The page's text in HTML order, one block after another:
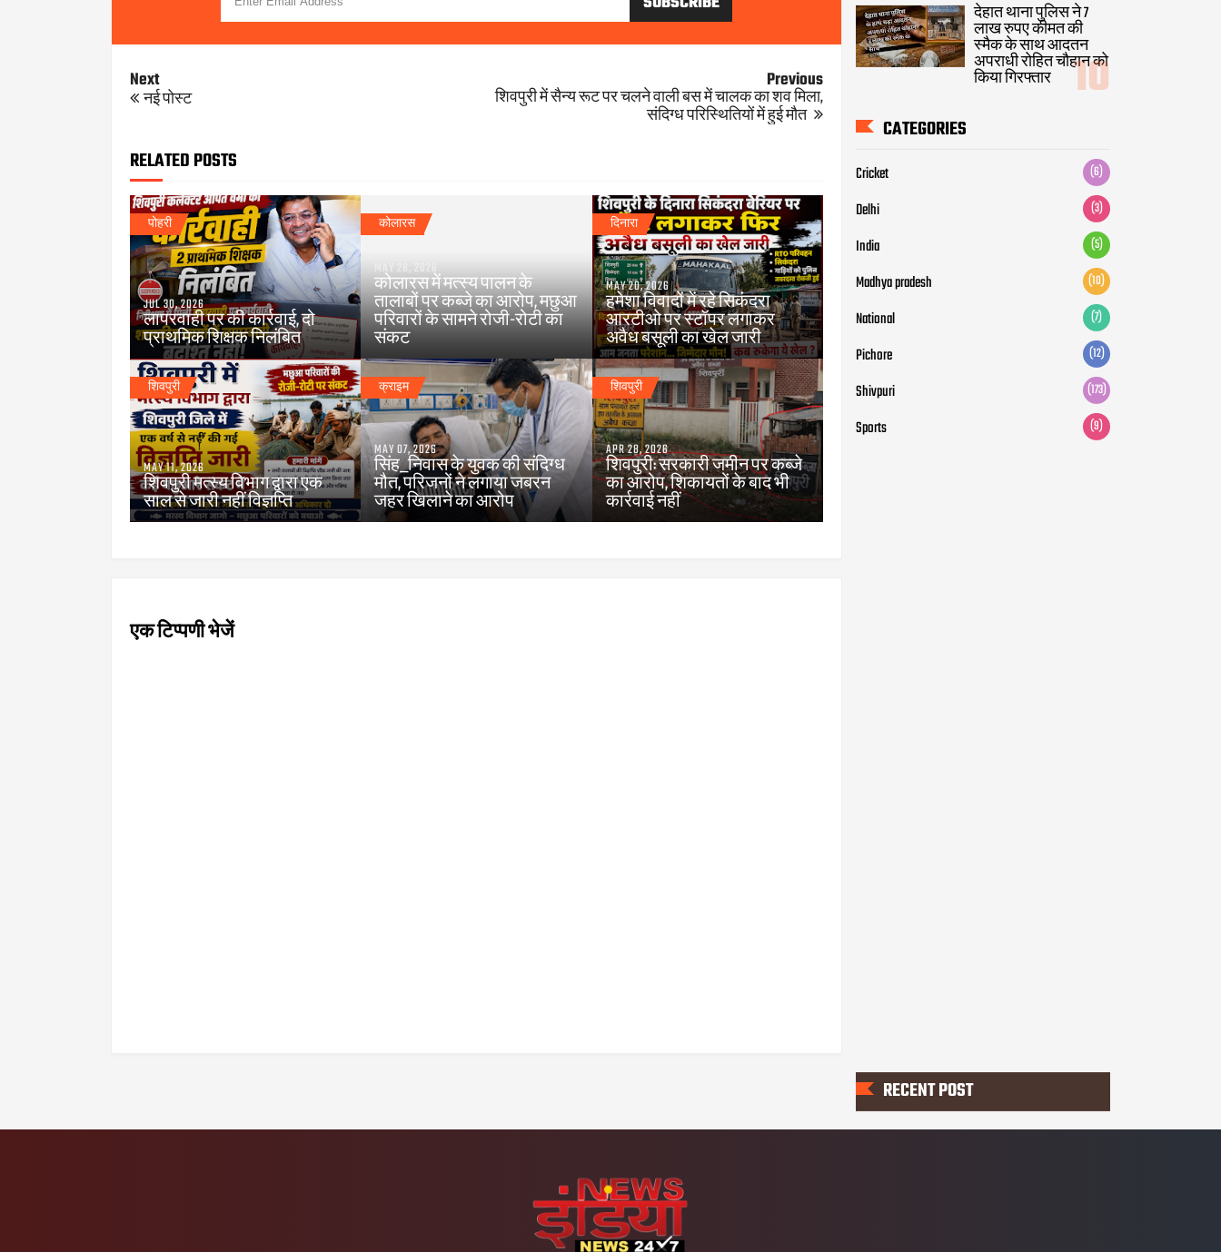
Next
नई पोस्ट
Previous
शिवपुरी में सैन्य रूट पर चलने वाली बस में चालक का शव मिला,
संदिग्ध परिस्थितियों में हुई मौत
RELATED POSTS
पोहरी
JUL 30, 2026
लापरवाही पर की कार्रवाई, दो
प्राथमिक शिक्षक निलंबित
कोलारस
MAY 26, 2026
कोलारस में मत्स्य पालन के
तालाबों पर कब्जे का आरोप, मछुआ
परिवारों के सामने रोजी-रोटी का
संकट
दिनारा
MAY 20, 2026
हमेशा विवादों में रहे सिकंदरा
आरटीओ पर स्टॉपर लगाकर
अवैध बसूली का खेल जारी
शिवपुरी
MAY 11, 2026
शिवपुरी मत्स्य विभाग द्वारा एक
साल से जारी नहीं विज्ञप्ति
क्राइम
MAY 07, 2026
सिंह_निवास के युवक की संदिग्ध
मौत, परिजनों ने लगाया जबरन
जहर खिलाने का आरोप
शिवपुरी
APR 28, 2026
शिवपुरी: सरकारी जमीन पर कब्जे
का आरोप, शिकायतों के बाद भी
कार्रवाई नहीं
एक टिप्पणी भेजें
देहात थाना पुलिस ने 7
लाख रुपए कीमत की
स्मैक के साथ आदतन
अपराधी रोहित चौहान को
किया गिरफ्तार
CATEGORIES
Cricket (6)
Delhi (3)
India (5)
Madhya pradesh (10)
National (7)
Pichore (12)
Shivpuri (173)
Sports (9)
RECENT POST